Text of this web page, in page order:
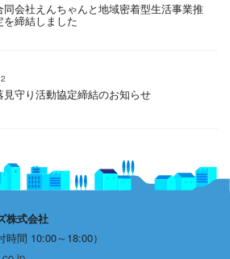
同会社えんちゃんと地域密着型生活事業推
を締結しました
見守り活動協定締結のお知らせ
株式会社
間 10:00～18:00）